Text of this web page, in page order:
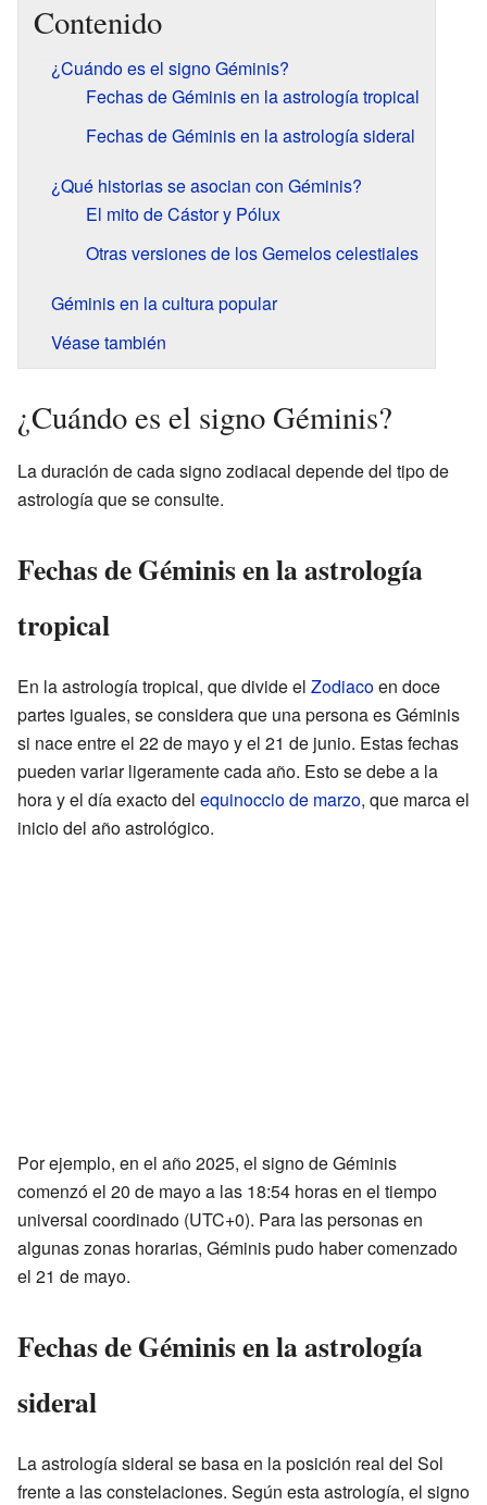
Contenido
¿Cuándo es el signo Géminis?
Fechas de Géminis en la astrología tropical
Fechas de Géminis en la astrología sideral
¿Qué historias se asocian con Géminis?
El mito de Cástor y Pólux
Otras versiones de los Gemelos celestiales
Géminis en la cultura popular
Véase también
¿Cuándo es el signo Géminis?
La duración de cada signo zodiacal depende del tipo de
astrología que se consulte.
Fechas de Géminis en la astrología
tropical
En la astrología tropical, que divide el Zodiacoen doce
partes iguales, se considera que una persona es Géminis
si nace entre el 22 de mayo y el 21 de junio. Estas fechas
pueden variar ligeramente cada año. Esto se debe a la
hora y el día exacto del equinoccio de marzo, que marca el
inicio del año astrológico.
Por ejemplo, en el año 2025, el signo de Géminis
comenzó el 20 de mayo a las 18:54 horas en el tiempo
universal coordinado (UTC+0). Para las personas en
algunas zonas horarias, Géminis pudo haber comenzado
el 21 de mayo.
Fechas de Géminis en la astrología
sideral
La astrología sideral se basa en la posición real del Sol
frente a las constelaciones. Según esta astrología, el signo